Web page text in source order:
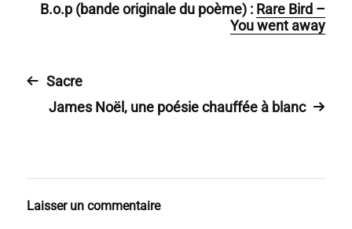
B.o.p (bande originale du poème) : Rare Bird –
You went away
Sacre
James Noël, une poésie chauffée à blanc
Laisser un commentaire